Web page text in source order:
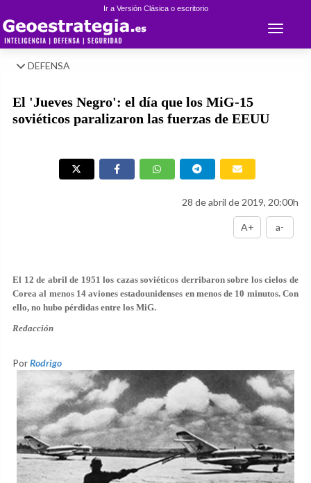
Ir a Versión Clásica o escritorio
Toggle
DEFENSA
El 'Jueves Negro': el día que los MiG-15
soviéticos paralizaron las fuerzas de EEUU
28 de abril de 2019, 20:00h
A+ a-
El 12 de abril de 1951 los cazas soviéticos derribaron sobre los cielos de
Corea al menos 14 aviones estadounidenses en menos de 10 minutos. Con
ello, no hubo pérdidas entre los MiG.
Redacción
PorRodrigo